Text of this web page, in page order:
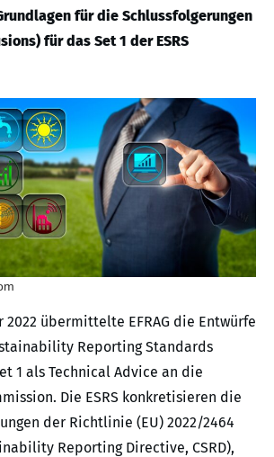
für die Schlussfolgerungen
für das Set 1 der ESRS
2022 übermittelte EFRAG die Entwürfe
Reporting Standards
1 als Technical Advice an die
Die ESRS konkretisieren die
der Richtlinie (EU) 2022/2464
Reporting Directive, CSRD),